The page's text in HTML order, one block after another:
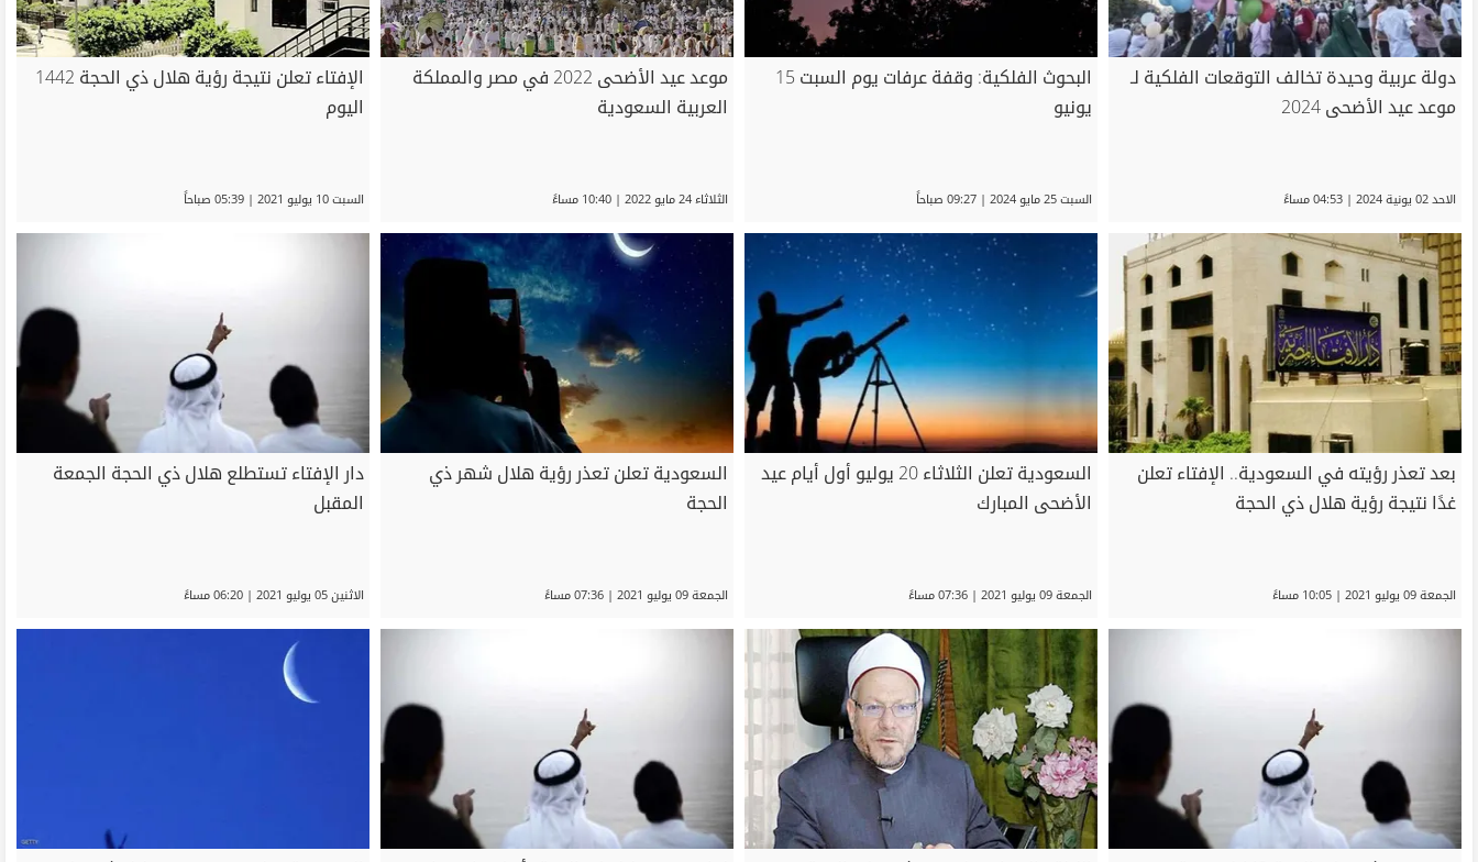
دولة عربية وحيدة تخالف التوقعات الفلكية لـ
موعد عيد الأضحى 2024
الاحد 02 يونية 2024 | 04:53 مساءً
البحوث الفلكية: وقفة عرفات يوم السبت 15
يونيو
السبت 25 مايو 2024 | 09:27 صباحاً
موعد عيد الأضحى 2022 في مصر والمملكة
العربية السعودية
الثلاثاء 24 مايو 2022 | 10:40 مساءً
الإفتاء تعلن نتيجة رؤية هلال ذي الحجة 1442
اليوم
السبت 10 يوليو 2021 | 05:39 صباحاً
بعد تعذر رؤيته في السعودية.. الإفتاء تعلن
غدًا نتيجة رؤية هلال ذي الحجة
الجمعة 09 يوليو 2021 | 10:05 مساءً
السعودية تعلن الثلاثاء 20 يوليو أول أيام عيد
الأضحى المبارك
الجمعة 09 يوليو 2021 | 07:36 مساءً
السعودية تعلن تعذر رؤية هلال شهر ذي
الحجة
الجمعة 09 يوليو 2021 | 07:36 مساءً
دار الإفتاء تستطلع هلال ذي الحجة الجمعة
المقبل
الاثنين 05 يوليو 2021 | 06:20 مساءً